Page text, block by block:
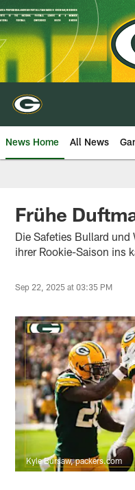
Skip
to
main
content
News Home All News
Frühe
Die Safeties Bullard
ihrer Rookie-Saison ins
Sep 22, 2025 at 03:35 PM
Kyle Bursaw, packers.com